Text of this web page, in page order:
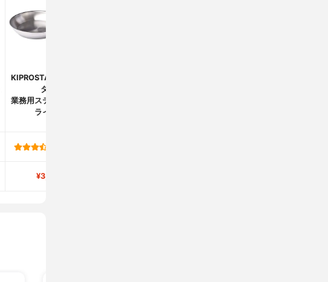
KIPROSTAR(キプロス
ター)
業務用ステンレス製フ
ライパン
¥3,490